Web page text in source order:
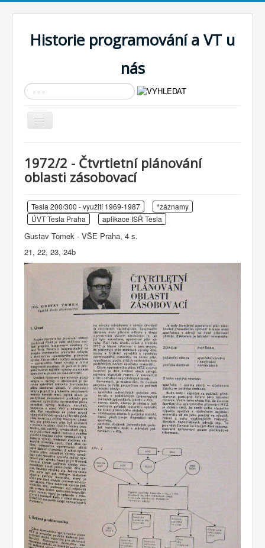
Historie programování a VT u
nás
Vyhledávání...
Přepnout
navigaci
Cíle expozice
Současnost SW a IT
Historické počítače
COBOL
O nás
Úvod
M - virtuální sbírka TM v Brně
větší souhrnné komplety
Dataservis - zpravodaj ÚVT Tesla
Dataservis ÚVTT 1969-1973
1972/2
1972/2 - Čtvrtletní plánování oblasti zásobovací
1972/2 - Čtvrtletní plánování
oblasti zásobovací
Tesla 200/300 - využití 1969-1987
*záznamy
ÚVT Tesla Praha
aplikace ISŘ Tesla
Gustav Tomek - VŠE Praha, 4 s.
21, 22, 23, 24b